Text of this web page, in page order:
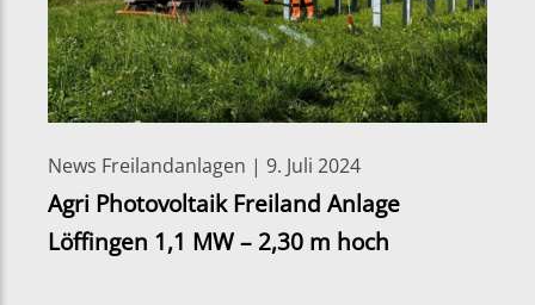
News Freilandanlagen | 9. Juli 2024
Agri Photovoltaik Freiland Anlage
Löffingen 1,1 MW – 2,30 m hoch